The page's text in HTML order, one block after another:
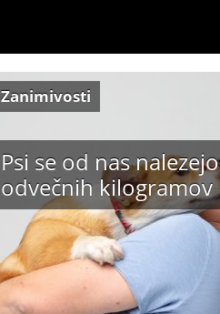
Psi se od nas nalezejo
odvečnih kilogramov
Zanimivosti